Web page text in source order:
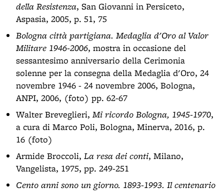
della Resistenza, San Giovanni in Persiceto,
Aspasia, 2005, p. 51, 75
Bologna città partigiana. Medaglia d'Oro al Valor
Militare 1946-2006, mostra in occasione del
sessantesimo anniversario della Cerimonia
solenne per la consegna della Medaglia d'Oro, 24
novembre 1946 - 24 novembre 2006, Bologna,
ANPI, 2006, (foto) pp. 62-67
Walter Breveglieri, Mi ricordo Bologna, 1945-1970,
a cura di Marco Poli, Bologna, Minerva, 2016, p.
16 (foto)
Armide Broccoli, La resa dei conti, Milano,
Vangelista, 1975, pp. 249-251
Cento anni sono un giorno. 1893-1993. Il centenario